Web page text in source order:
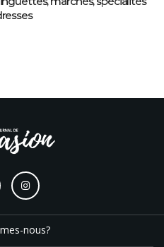
nous?